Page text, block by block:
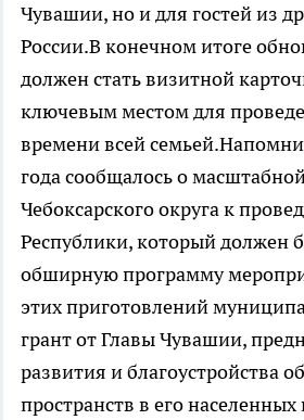
Чувашии, но и для гостей из
России.В конечном итоге
должен стать визитной
ключевым местом для
времени всей
года сообщалось о
Чебоксарского округа к
Республики, который должен
обширную программу
этих приготовлений
грант от Главы Чувашии,
развития и благоустройства
пространств в его населенных